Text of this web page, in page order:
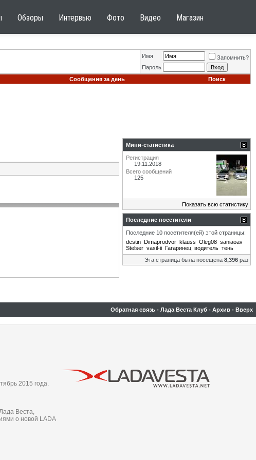
Обзоры Интервью Фото Видео Магазин
Имя
Запомнить?
Пароль
Сообщения за день Поиск
Мини-статистика
Регистрация
19.11.2018
Всего сообщений
125
Показать всю статистику
Последние посетители
Последние 10 посетителя(ей) этой страницы:
destin Dimaprodvor klauss Oleg08 saniaoav
Stelser vasil-ii Гагаринец водитель тень
Эта страница была посещена 8,396 раз
Обратная связь - Лада Веста Клуб - Архив - Вверх
2015 года.
Веста,
о новой LADA